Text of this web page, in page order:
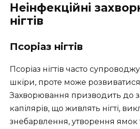
Неінфекційні
нігтів
Псоріаз нігтів
Псоріаз нігтів часто
шкіри, проте може розвиватися
Захворювання призводить до
капілярів, що живлять нігті,
знебарвлення, утворення ямок